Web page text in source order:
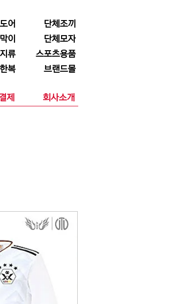
어
단체조끼
이
단체모자
류
스포츠용품
복 브랜드몰
제 회사소개